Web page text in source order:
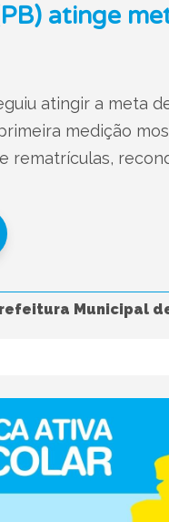
atinge
atingir a meta
medição
rematrículas,
Municipal